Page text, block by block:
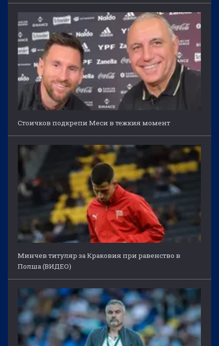
Стоичков подкрепи Меси в тежкия момент
Минчев титуляр за Краковия при равенство в
Полша (ВИДЕО)